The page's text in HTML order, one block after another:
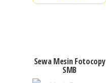
Sewa Mesin Fotocopy
SMB